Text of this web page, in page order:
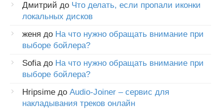
Дмитрий до Что делать, если пропали иконки
локальных дисков
женя до На что нужно обращать внимание при
выборе бойлера?
Sofiaдо На что нужно обращать внимание при
выборе бойлера?
Hripsime до Audio-Joiner – сервис для
накладывания треков онлайн